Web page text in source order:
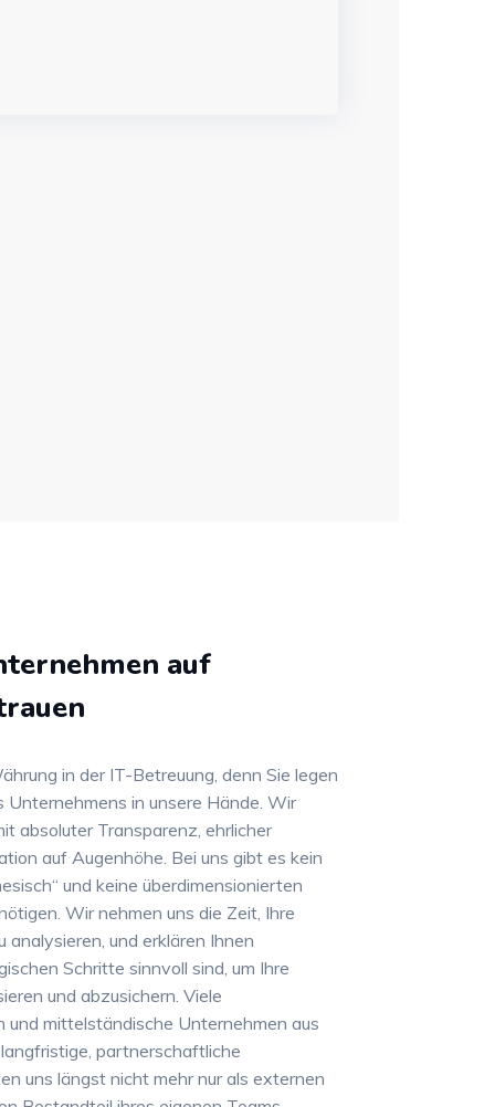
auf
in der IT-Betreuung, denn Sie legen
Unternehmens in unsere Hände. Wir
absoluter Transparenz, ehrlicher
auf Augenhöhe. Bei uns gibt es kein
und keine überdimensionierten
Wir nehmen uns die Zeit, Ihre
und erklären Ihnen
Schritte sinnvoll sind, um Ihre
und abzusichern. Viele
und mittelständische Unternehmen aus
partnerschaftliche
uns längst nicht mehr nur als externen